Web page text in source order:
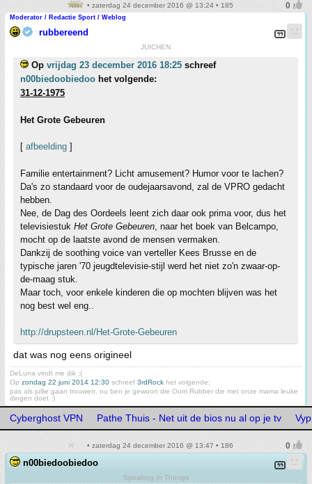
• zaterdag 24 december 2016 @ 13:24 • 185
Moderator / Redactie Sport / Weblog
rubbereend
JUICHEN
Op vrijdag 23 december 2016 18:25 schreef
n00biedoobiedoo het volgende:
31-12-1975
Het Grote Gebeuren
[ afbeelding ]
Familie entertainment? Licht amusement? Humor voor te lachen?
Da's zo standaard voor de oudejaarsavond, zal de VPRO gedacht
hebben.
Nee, de Dag des Oordeels leent zich daar ook prima voor, dus het
televisiestuk Het Grote Gebeuren , naar het boek van Belcampo,
mocht op de laatste avond de mensen vermaken.
Dankzij de soothing voice van verteller Kees Brusse en de
typische jaren '70 jeugdtelevisie-stijl werd het niet zo'n zwaar-op-
de-maag stuk.
Maar toch, voor enkele kinderen die op mochten blijven was het
nog best wel eng..
http://drupsteen.nl/Het-Grote-Gebeuren
dat was nog eens origineel
DeLuna vindt me dik ;(
Op zondag 22 juni 2014 12:30 schreef 3rdRock het volgende:
pas als jullie gaan trouwen. nu ben je gewoon die Oom Rubber die met onze mama leuke
dingen doet :)
Cyberghost VPN Pathe Thuis - Net uit de bios nu al op je tv
• zaterdag 24 december 2016 @ 13:47 • 186
n00biedoobiedoo
Speaking In Thongs